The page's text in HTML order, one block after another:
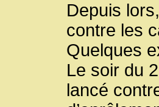
Depuis
contre les
Quelques
Le soir du
lancé